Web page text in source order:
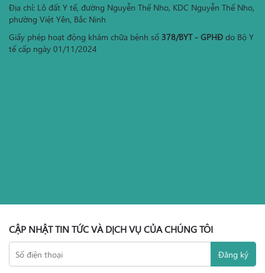
Địa chỉ: Lô đất Y tế, đường Nguyễn Thế Nho, KDC Nguyễn Thế Nho,
phường Việt Yên, Bắc Ninh
Giấy phép hoạt động khám chữa bệnh số 378/BYT - GPHĐ do Bộ Y
tế cấp ngày 01/11/2024
CẬP NHẬT TIN TỨC VÀ DỊCH VỤ CỦA CHÚNG TÔI